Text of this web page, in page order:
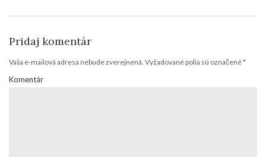
Pridaj komentár
Vaša e-mailová adresa nebude zverejnená. Vyžadované polia sú označené*
Komentár